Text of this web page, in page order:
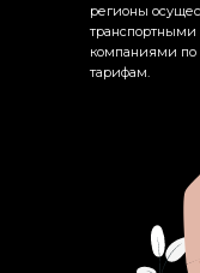
регионы
транспортными
компаниями по
тарифам.